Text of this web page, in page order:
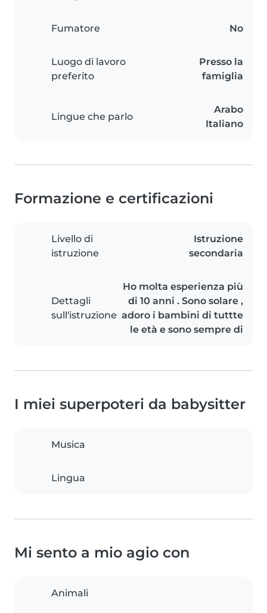
Fumatore No
Luogo di lavoro
preferito
Presso la
famiglia
Lingue che parlo
Arabo
Italiano
Formazione e certificazioni
Livello di
istruzione
Istruzione
secondaria
Dettagli
sull'istruzione
Ho molta esperienza più
di 10 anni . Sono solare ,
adoro i bambini di tuttte
le età e sono sempre di
I miei superpoteri da babysitter
Musica
Lingua
Mi sento a mio agio con
Animali